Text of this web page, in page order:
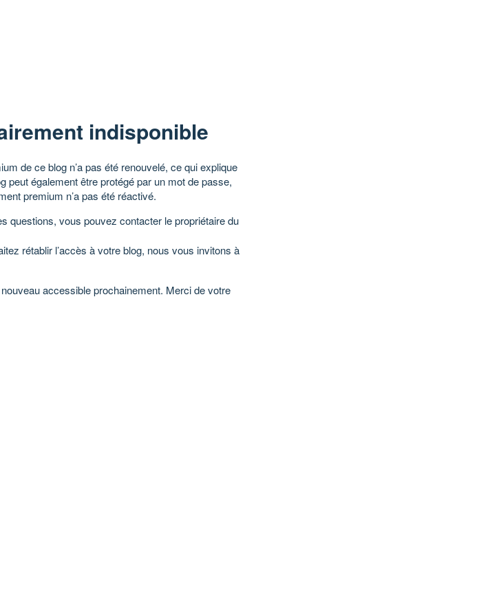
indisponible
de ce blog n’a pas été renouvelé, ce qui explique
peut également être protégé par un mot de passe,
premium n’a pas été réactivé.
questions, vous pouvez contacter le propriétaire du
rétablir l’accès à votre blog, nous vous invitons à
accessible prochainement. Merci de votre